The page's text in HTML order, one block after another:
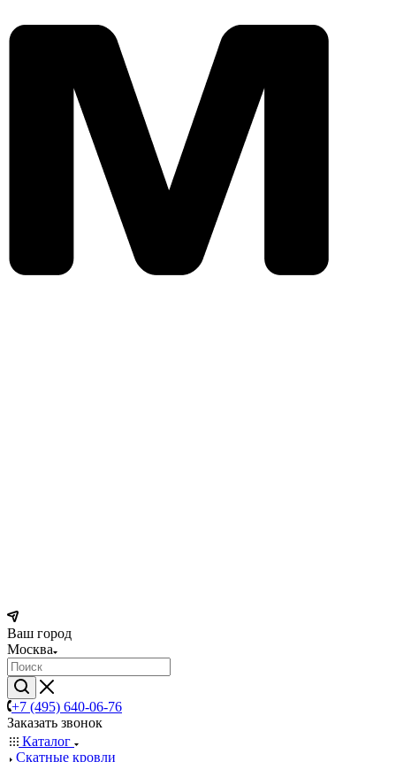
Ваш город
Москва
+7 (495) 640-06-76
Заказать звонок
Каталог
Скатные кровли